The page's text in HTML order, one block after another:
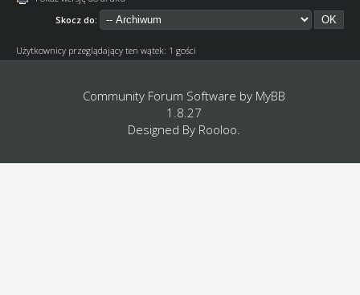
Skocz do:
Użytkownicy przeglądający ten wątek: 1 gości
Community Forum Software by MyBB
1.8.27
Designed By Rooloo